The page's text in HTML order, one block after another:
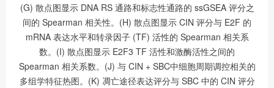
(G) 散点图显示 DNA RS 通路和标志性通路的 ssGSEA 评分之
间的 Spearman 相关性。(H) 散点图显示 CIN 评分与 E2F 的
mRNA 表达水平和转录因子 (TF) 活性的 Spearman 相关系
数。(I) 散点图显示 E2F3 TF 活性和激酶活性之间的
Spearman 相关系数。(J) 与 CIN + SBC中细胞周期调控相关的
多组学特征热图。(K) 凋亡途径表达评分与 SBC 中的 CIN 评分